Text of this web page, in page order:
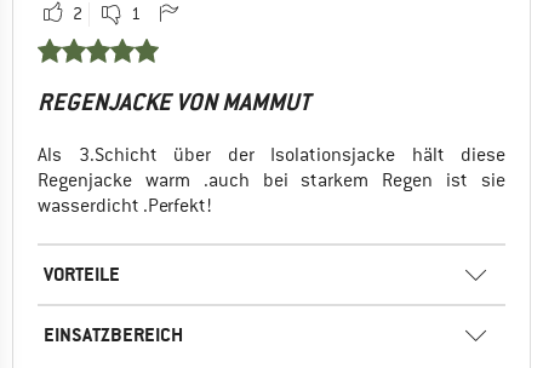
2 1
REGENJACKE VON MAMMUT
Als 3.Schicht über der Isolationsjacke hält diese
Regenjacke warm .auch bei starkem Regen ist sie
wasserdicht .Perfekt!
VORTEILE
EINSATZBEREICH